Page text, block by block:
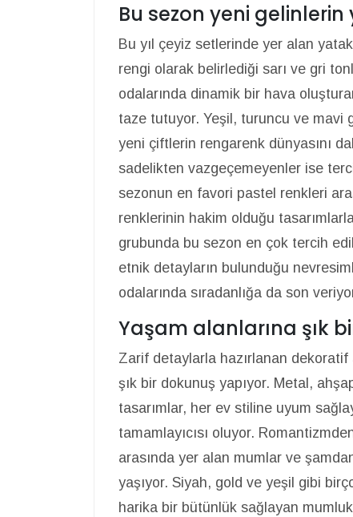
Bu sezon yeni
Bu yıl çeyiz setlerinde yer alan
rengi olarak belirlediği sarı ve gri
odalarında dinamik bir hava
taze tutuyor. Yeşil, turuncu ve mavi
yeni çiftlerin rengarenk dünyasını
sadelikten vazgeçemeyenler ise
sezonun en favori pastel renkleri
renklerinin hakim olduğu
grubunda bu sezon en çok tercih
etnik detayların bulunduğu
odalarında sıradanlığa da son
Yaşam alanlarına şık
Zarif detaylarla hazırlanan
şık bir dokunuş yapıyor. Metal,
tasarımlar, her ev stiline uyum
tamamlayıcısı oluyor.
arasında yer alan mumlar ve
yaşıyor. Siyah, gold ve yeşil gibi
harika bir bütünlük sağlayan